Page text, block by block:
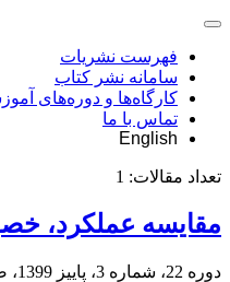
فهرست نشریات
سامانه نشر کتاب
کارگاه‌ها و دوره‌های
تماس با ما
English
تعداد مقالات: 1
مقایسه عملکرد،
دوره 22، شماره 3، پاییز 1399، صفحه